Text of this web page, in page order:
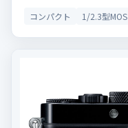
コンパクト 1/2.3型MOS